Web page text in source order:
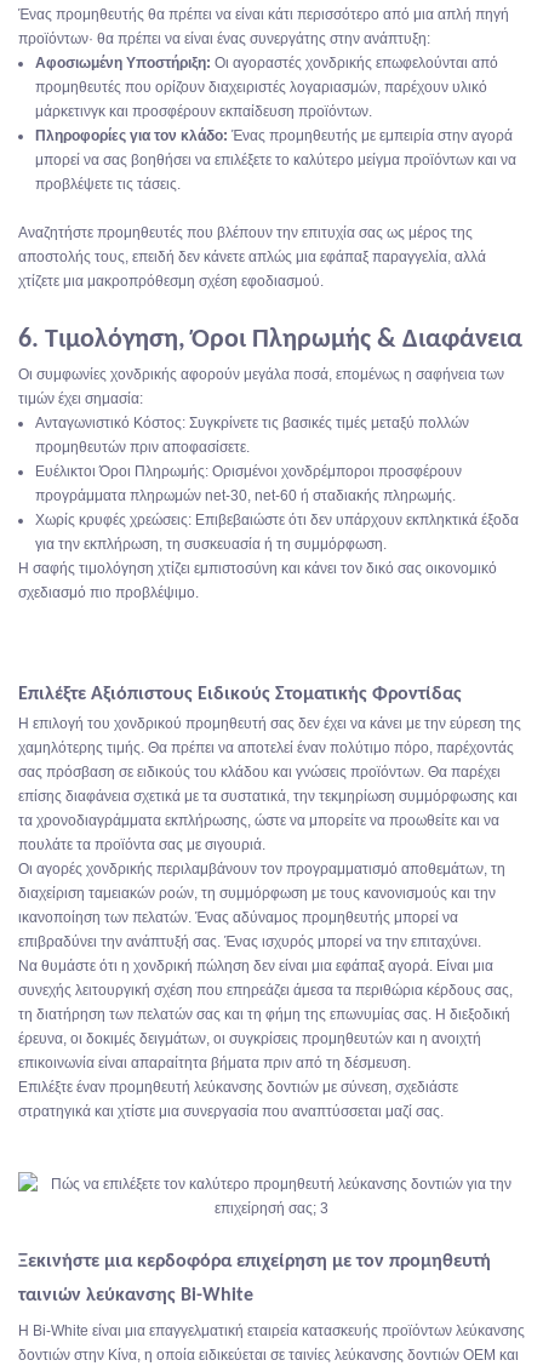
Ένας προμηθευτής θα πρέπει να είναι κάτι περισσότερο από μια απλή πηγή
προϊόντων· θα πρέπει να είναι ένας συνεργάτης στην ανάπτυξη:
Αφοσιωμένη Υποστήριξη: Οι αγοραστές χονδρικής επωφελούνται από
προμηθευτές που ορίζουν διαχειριστές λογαριασμών, παρέχουν υλικό
μάρκετινγκ και προσφέρουν εκπαίδευση προϊόντων.
Πληροφορίες για τον κλάδο: Ένας προμηθευτής με εμπειρία στην αγορά
μπορεί να σας βοηθήσει να επιλέξετε το καλύτερο μείγμα προϊόντων και να
προβλέψετε τις τάσεις.
Αναζητήστε προμηθευτές που βλέπουν την επιτυχία σας ως μέρος της
αποστολής τους, επειδή δεν κάνετε απλώς μια εφάπαξ παραγγελία, αλλά
χτίζετε μια μακροπρόθεσμη σχέση εφοδιασμού.
6. Τιμολόγηση, Όροι Πληρωμής & Διαφάνεια
Οι συμφωνίες χονδρικής αφορούν μεγάλα ποσά, επομένως η σαφήνεια των
τιμών έχει σημασία:
Ανταγωνιστικό Κόστος: Συγκρίνετε τις βασικές τιμές μεταξύ πολλών
προμηθευτών πριν αποφασίσετε.
Ευέλικτοι Όροι Πληρωμής: Ορισμένοι χονδρέμποροι προσφέρουν
προγράμματα πληρωμών net-30, net-60 ή σταδιακής πληρωμής.
Χωρίς κρυφές χρεώσεις: Επιβεβαιώστε ότι δεν υπάρχουν εκπληκτικά έξοδα
για την εκπλήρωση, τη συσκευασία ή τη συμμόρφωση.
Η σαφής τιμολόγηση χτίζει εμπιστοσύνη και κάνει τον δικό σας οικονομικό
σχεδιασμό πιο προβλέψιμο.
Επιλέξτε Αξιόπιστους Ειδικούς Στοματικής Φροντίδας
Η επιλογή του χονδρικού προμηθευτή σας δεν έχει να κάνει με την εύρεση της
χαμηλότερης τιμής. Θα πρέπει να αποτελεί έναν πολύτιμο πόρο, παρέχοντάς
σας πρόσβαση σε ειδικούς του κλάδου και γνώσεις προϊόντων. Θα παρέχει
επίσης διαφάνεια σχετικά με τα συστατικά, την τεκμηρίωση συμμόρφωσης και
τα χρονοδιαγράμματα εκπλήρωσης, ώστε να μπορείτε να προωθείτε και να
πουλάτε τα προϊόντα σας με σιγουριά.
Οι αγορές χονδρικής περιλαμβάνουν τον προγραμματισμό αποθεμάτων, τη
διαχείριση ταμειακών ροών, τη συμμόρφωση με τους κανονισμούς και την
ικανοποίηση των πελατών. Ένας αδύναμος προμηθευτής μπορεί να
επιβραδύνει την ανάπτυξή σας. Ένας ισχυρός μπορεί να την επιταχύνει.
Να θυμάστε ότι η χονδρική πώληση δεν είναι μια εφάπαξ αγορά. Είναι μια
συνεχής λειτουργική σχέση που επηρεάζει άμεσα τα περιθώρια κέρδους σας,
τη διατήρηση των πελατών σας και τη φήμη της επωνυμίας σας. Η διεξοδική
έρευνα, οι δοκιμές δειγμάτων, οι συγκρίσεις προμηθευτών και η ανοιχτή
επικοινωνία είναι απαραίτητα βήματα πριν από τη δέσμευση.
Επιλέξτε έναν προμηθευτή λεύκανσης δοντιών με σύνεση, σχεδιάστε
στρατηγικά και χτίστε μια συνεργασία που αναπτύσσεται μαζί σας.
Ξεκινήστε μια κερδοφόρα επιχείρηση με τον προμηθευτή
ταινιών λεύκανσης Bi-White
Η Bi-White είναι μια επαγγελματική εταιρεία κατασκευής προϊόντων λεύκανσης
δοντιών στην Κίνα, η οποία ειδικεύεται σε ταινίες λεύκανσης δοντιών OEM και